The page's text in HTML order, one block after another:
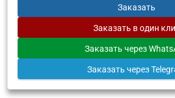
Заказать
Заказать в один
Заказать через
Заказать через